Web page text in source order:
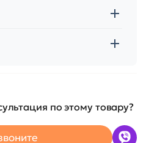
по этому товару?